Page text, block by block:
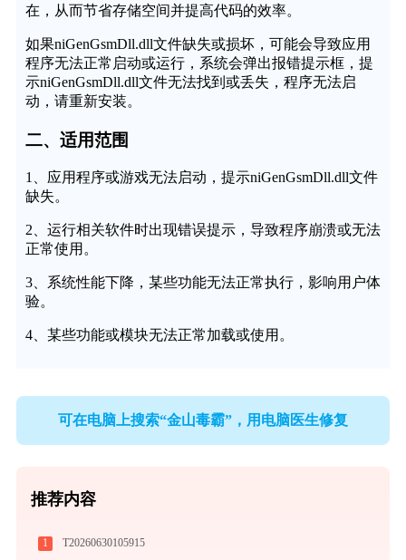
在，从而节省存储空间并提高代码的效率。
如果niGenGsmDll.dll文件缺失或损坏，可能会导致应用
程序无法正常启动或运行，系统会弹出报错提示框，提
示niGenGsmDll.dll文件无法找到或丢失，程序无法启
动，请重新安装。
二、适用范围
1、应用程序或游戏无法启动，提示niGenGsmDll.dll文件
缺失。
2、运行相关软件时出现错误提示，导致程序崩溃或无法
正常使用。
3、系统性能下降，某些功能无法正常执行，影响用户体
验。
4、某些功能或模块无法正常加载或使用。
可在电脑上搜索“金山毒霸”，用电脑医生修复
推荐内容
1 T20260630105915